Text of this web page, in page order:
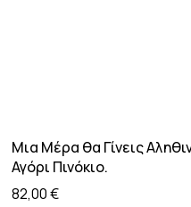
Προσθήκη στο
Μια Μέρα θα Γίνεις
Αγόρι Πινόκιο.
82,00€